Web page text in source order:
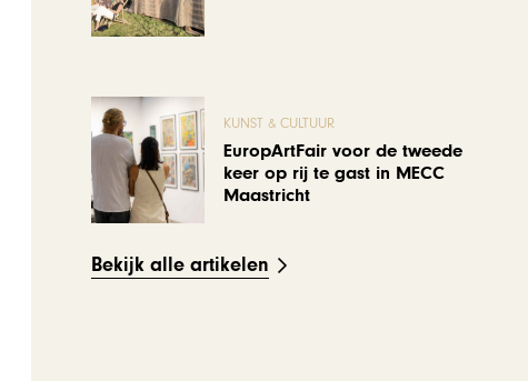
KUNST & CULTUUR
EuropArtFair voor de tweede
keer op rij te gast in MECC
Maastricht
Bekijk alle artikelen